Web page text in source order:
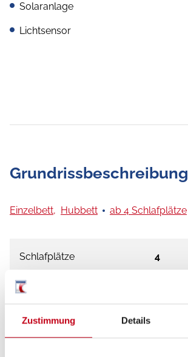
Zustimmung Details
Solaranlage
Lichtsensor
Grundrissbeschreibung
Einzelbett, Hubbett ab 4 Schlafplätze
Schlafplätze 4
Anzahl der Sitze mit Gurt